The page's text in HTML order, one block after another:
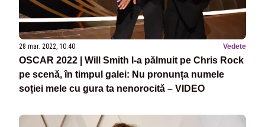
28 mar. 2022, 10:40 Vedete
OSCAR 2022 | Will Smith l-a pălmuit pe Chris Rock
pe scenă, în timpul galei: Nu pronunța numele
soției mele cu gura ta nenorocită – VIDEO